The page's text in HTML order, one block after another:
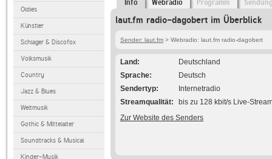
Oldies
Künstler
Schlager & Discofox
Volksmusik
Country
Jazz & Blues
Weltmusik
Gothic & Mittelalter
Soundtracks & Musical
Kinder-Musik
Info Webradio Programm
laut.fm radio-dagobert im Überblick
Sender: laut.fm > Webradio: laut.fm radio-dagobert
Land
Deutschland
Sprache
Deutsch
Sendertyp
Internetradio
Streamqualität
bis zu 128 kbit/s Live-
Zur Website des Senders